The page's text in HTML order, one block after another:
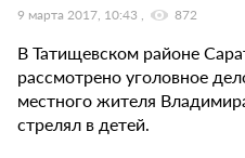
9 марта 2017, 10:43 872
В Татищевском районе
рассмотрено уголовное
местного жителя
стрелял в детей.